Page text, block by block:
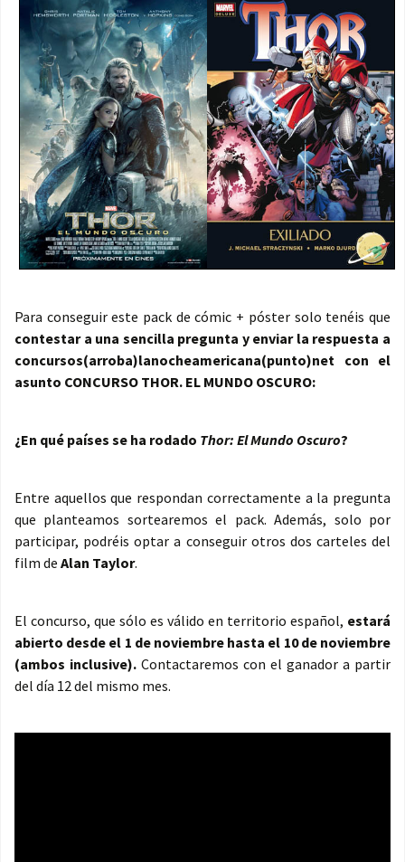
Para conseguir este pack de cómic + póster solo tenéis que
contestar a una sencilla pregunta y enviar la respuesta a
concursos(arroba)lanocheamericana(punto)net con el
asunto CONCURSO THOR. EL MUNDO OSCURO:
¿En qué países se ha rodado Thor: El Mundo Oscuro?
Entre aquellos que respondan correctamente a la pregunta
que planteamos sortearemos el pack. Además, solo por
participar, podréis optar a conseguir otros dos carteles del
film de Alan Taylor.
El concurso, que sólo es válido en territorio español, estará
abierto desde el 1 de noviembre hasta el 10 de noviembre
(ambos inclusive). Contactaremos con el ganador a partir
del día 12 del mismo mes.